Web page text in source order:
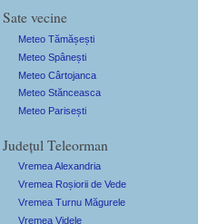
Sate vecine
Meteo Tămășești
Meteo Spânești
Meteo Cârtojanca
Meteo Stănceasca
Meteo Parisești
Județul Teleorman
Vremea Alexandria
Vremea Roșiorii de Vede
Vremea Turnu Măgurele
Vremea Videle